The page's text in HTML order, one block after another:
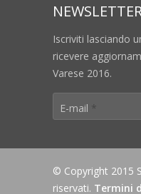
Iscriviti lasciando
ricevere
Varese 2016.
E-mail *
© Copyright 2015
riservati. Termini